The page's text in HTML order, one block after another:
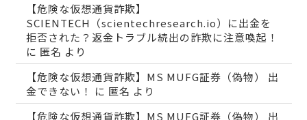
【危険な仮想通貨詐欺】
SCIENTECH（scientechresearch.io）に出金を
拒否された？返金トラブル続出の詐欺に注意喚起！
に 匿名 より
【危険な仮想通貨詐欺】MS MUFG証券（偽物） 出
金できない！
に 匿名 より
【危険な仮想通貨詐欺】MS MUFG証券（偽物） 出